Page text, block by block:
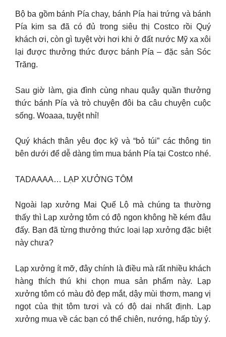
Bộ ba gồm bánh Pía chay, bánh Pía hai trứng và bánh
Pía kim sa đã có đủ trong siêu thị Costco rồi Quý
khách ơi, còn gì tuyệt vời hơi khi ở đất nước Mỹ xa xôi
lại được thưởng thức được bánh Pía – đặc sản Sóc
Trăng.
Sau giờ làm, gia đình cùng nhau quây quần thưởng
thức bánh Pía và trò chuyện đôi ba câu chuyện cuộc
sống. Woaaa, tuyệt nhỉ!
Quý khách thân yêu đọc kỹ và “bỏ túi” các thông tin
bên dưới để dễ dàng tìm mua bánh Pía tại Costco nhé.
TADAAAA… LẠP XƯỞNG TÔM
Ngoài lạp xưởng Mai Quế Lộ mà chúng ta thường
thấy thì Lạp xưởng tôm có độ ngon không hề kém đâu
đấy. Bạn đã từng thưởng thức loại lạp xưởng đặc biệt
này chưa?
Lạp xưởng ít mỡ, đây chính là điều mà rất nhiều khách
hàng thích thú khi chọn mua sản phẩm này. Lạp
xưởng tôm có màu đỏ đẹp mắt, dậy mùi thơm, mang vị
ngọt của thịt tôm tươi và có độ dai nhất định. Lạp
xưởng mua về các bạn có thể chiên, nướng, hấp tùy ý.